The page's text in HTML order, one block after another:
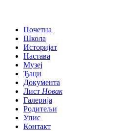
Почетна
Школа
Историјат
Настава
Музеј
Ђаци
Документа
Лист Новак
Галерија
Родитељи
Упис
Контакт